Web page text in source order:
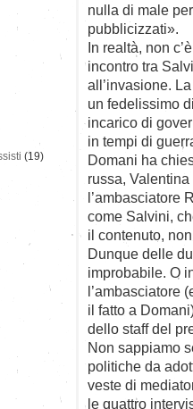
nulla di male
pubblicizzati».
In realtà, non
incontro tra
all’invasione.
un fedelissimo
incarico di
in tempi di
Domani ha
russa,
l’ambasciatore
come Salvini,
il contenuto,
Dunque delle
improbabile. O
l’ambasciatore
il fatto a
dello staff del
Non sappiamo
politiche da
veste di
le quattro
(19)